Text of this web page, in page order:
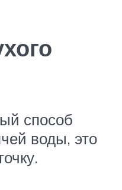
способ
воды, это